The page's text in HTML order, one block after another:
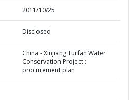
2011/10/25
Disclosed
China - Xinjiang Turfan Water
Conservation Project :
procurement plan